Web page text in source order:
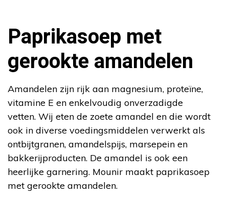
Paprikasoep met
gerookte amandelen
Amandelen zijn rijk aan magnesium, proteïne,
vitamine E en enkelvoudig onverzadigde
vetten. Wij eten de zoete amandel en die wordt
ook in diverse voedingsmiddelen verwerkt als
ontbijtgranen, amandelspijs, marsepein en
bakkerijproducten. De amandel is ook een
heerlijke garnering. Mounir maakt paprikasoep
met gerookte amandelen.